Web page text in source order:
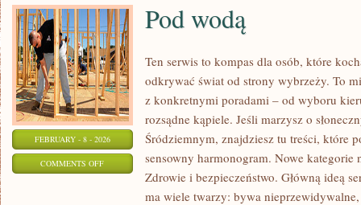
FEBRUARY - 8 - 2026
COMMENTS OFFON
Pod wodą
Ten serwis to kompas dla osób, które
odkrywać świat od strony wybrzeży. To
z konkretnymi poradami – od wyboru
rozsądne kąpiele. Jeśli marzysz o
Śródziemnym, znajdziesz tu treści, które
sensowny harmonogram. Nowe
Zdrowie i bezpieczeństwo. Główną ideą
ma wiele twarzy: bywa